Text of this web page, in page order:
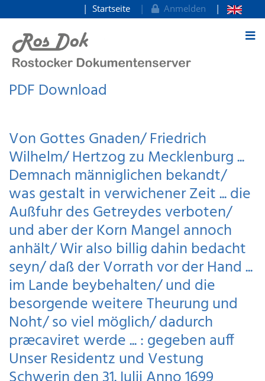
zum Inhalt
Startseite Anmelden
PDF Download
Von Gottes Gnaden/ Friedrich
Wilhelm/ Hertzog zu Mecklenburg ...
Demnach männiglichen bekandt/
was gestalt in verwichener Zeit ... die
Außfuhr des Getreydes verboten/
und aber der Korn Mangel annoch
anhält/ Wir also billig dahin bedacht
seyn/ daß der Vorrath vor der Hand ...
im Lande beybehalten/ und die
besorgende weitere Theurung und
Noht/ so viel möglich/ dadurch
præcaviret werde ... : gegeben auff
Unser Residentz und Vestung